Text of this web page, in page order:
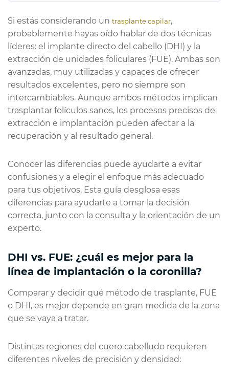
Si estás considerando un trasplante capilar,
probablemente hayas oído hablar de dos técnicas
líderes: el implante directo del cabello (DHI) y la
extracción de unidades foliculares (FUE). Ambas son
avanzadas, muy utilizadas y capaces de ofrecer
resultados excelentes, pero no siempre son
intercambiables. Aunque ambos métodos implican
trasplantar folículos sanos, los procesos precisos de
extracción e implantación pueden afectar a la
recuperación y al resultado general.
Conocer las diferencias puede ayudarte a evitar
confusiones y a elegir el enfoque más adecuado
para tus objetivos. Esta guía desglosa esas
diferencias para ayudarte a tomar la decisión
correcta, junto con la consulta y la orientación de un
experto.
DHI vs. FUE: ¿cuál es mejor para la
línea de implantación o la coronilla?
Comparar y decidir qué método de trasplante, FUE
o DHI, es mejor depende en gran medida de la zona
que se vaya a tratar.
Distintas regiones del cuero cabelludo requieren
diferentes niveles de precisión y densidad: